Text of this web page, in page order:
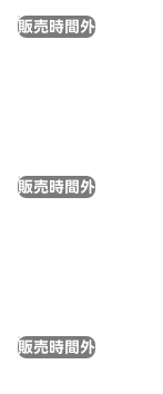
販売時間外
販売時間外
販売時間外